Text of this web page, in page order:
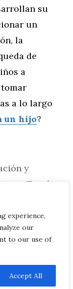
experience,
our
to our use of
Accept All
su
un
la
de
a
a lo largo
un hijo?
y
a Través
el Cuidado
Niños
COOKIES